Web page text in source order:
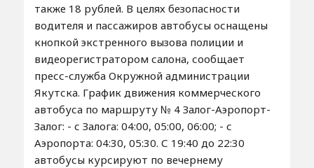
также 18 рублей. В целях безопасности
водителя и пассажиров автобусы оснащены
кнопкой экстренного вызова полиции и
видеорегистратором салона, сообщает
пресс-служба Окружной администрации
Якутска. График движения коммерческого
автобуса по маршруту № 4 Залог-Аэропорт-
Залог: - с Залога: 04:00, 05:00, 06:00; - с
Аэропорта: 04:30, 05:30. С 19:40 до 22:30
автобусы курсируют по вечернему